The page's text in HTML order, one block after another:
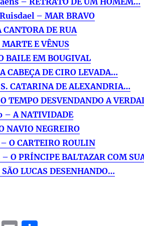
– MAR BRAVO
DE RUA
E VÊNUS
BAILE EM BOUGIVAL
CABEÇA DE CIRO LEVADA…
CATARINA DE ALEXANDRIA…
TEMPO DESVENDANDO A
A NATIVIDADE
NAVIO NEGREIRO
O CARTEIRO ROULIN
O PRÍNCIPE BALTAZAR COM
LUCAS DESENHANDO…